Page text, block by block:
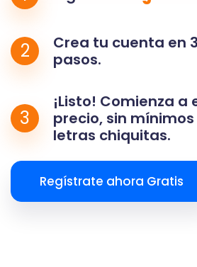
2
Crea tu cuenta en
pasos.
3
¡Listo! Comienza a
precio, sin
letras chiquitas.
Regístrate ahora Gratis